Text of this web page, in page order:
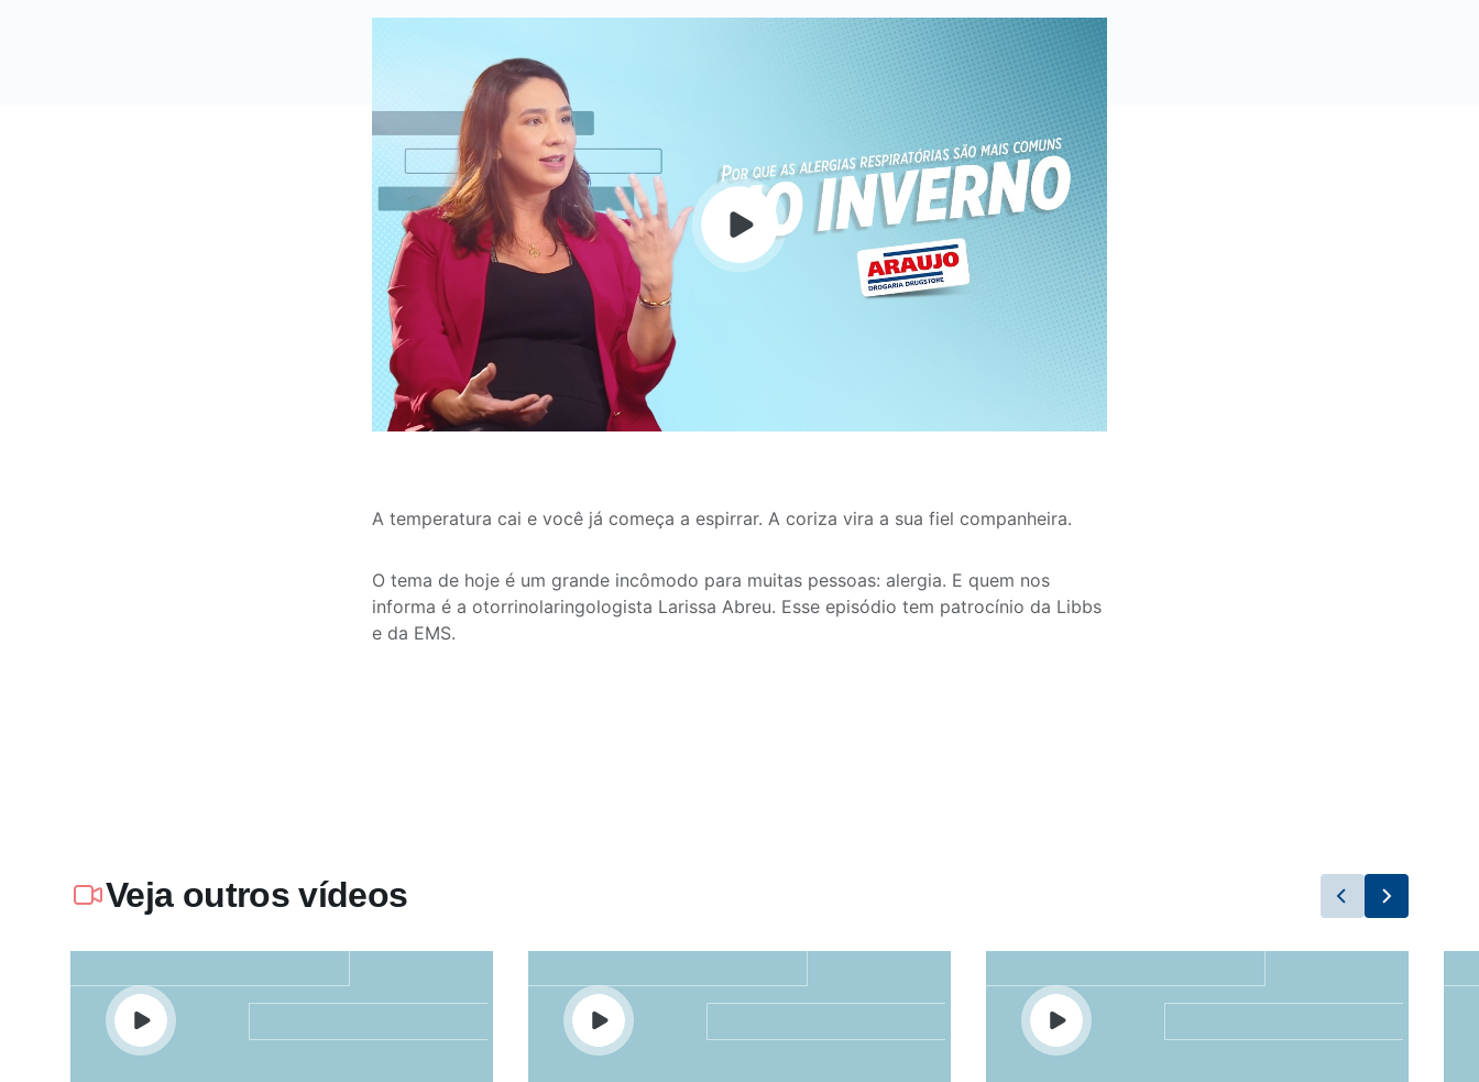
A temperatura cai e você já começa a espirrar. A coriza vira a sua fiel companheira.
O tema de hoje é um grande incômodo para muitas pessoas: alergia. E quem nos
informa é a otorrinolaringologista Larissa Abreu. Esse episódio tem patrocínio da Libbs
e da EMS.
Veja outros vídeos